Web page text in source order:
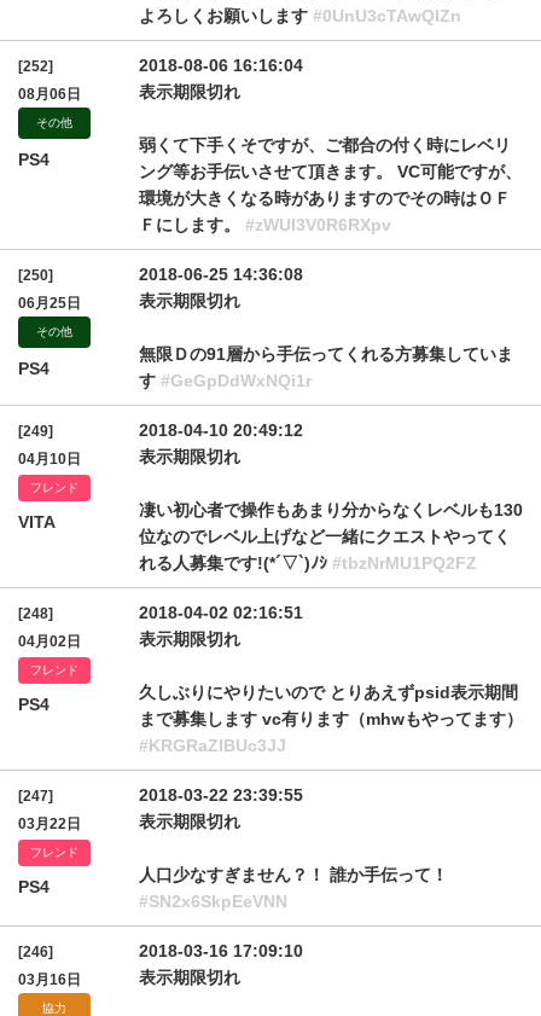
よろしくお願いします #0UnU3cTAwQlZn
[252]
08月06日
その他
PS4
2018-08-06 16:16:04
表示期限切れ
弱くて下手くそですが、ご都合の付く時にレベリ
ング等お手伝いさせて頂きます。 VC可能ですが、
環境が大きくなる時がありますのでその時はＯＦ
Ｆにします。 #zWUI3V0R6RXpv
[250]
06月25日
その他
PS4
2018-06-25 14:36:08
表示期限切れ
無限Ｄの91層から手伝ってくれる方募集していま
す #GeGpDdWxNQi1r
[249]
04月10日
フレンド
VITA
2018-04-10 20:49:12
表示期限切れ
凄い初心者で操作もあまり分からなくレベルも130
位なのでレベル上げなど一緒にクエストやってく
れる人募集です!(*´▽`)ﾉｼ #tbzNrMU1PQ2FZ
[248]
04月02日
フレンド
PS4
2018-04-02 02:16:51
表示期限切れ
久しぶりにやりたいので とりあえずpsid表示期間
まで募集します vc有ります（mhwもやってます）
#KRGRaZlBUc3JJ
[247]
03月22日
フレンド
PS4
2018-03-22 23:39:55
表示期限切れ
人口少なすぎません？！ 誰か手伝って！
#SN2x6SkpEeVNN
[246]
03月16日
協力
2018-03-16 17:09:10
表示期限切れ